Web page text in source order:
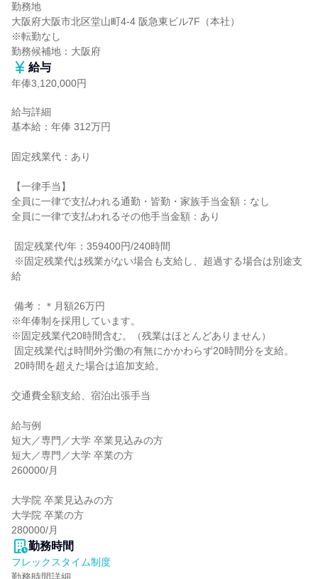
勤務地
大阪府大阪市北区堂山町4-4 阪急東ビル7F（本社）
※転勤なし
勤務候補地：大阪府
給与
年俸3,120,000円
給与詳細
基本給：年俸 312万円
固定残業代：あり
【一律手当】
全員に一律で支払われる通勤・皆勤・家族手当金額：なし
全員に一律で支払われるその他手当金額：あり
給
※年俸制を採用しています。
※固定残業代20時間含む。（残業はほとんどありません）
交通費全額支給、宿泊出張手当
給与例
短大／専門／大学 卒業見込みの方
短大／専門／大学 卒業の方
260000/月
大学院 卒業見込みの方
大学院 卒業の方
280000/月
勤務時間
フレックスタイム制度